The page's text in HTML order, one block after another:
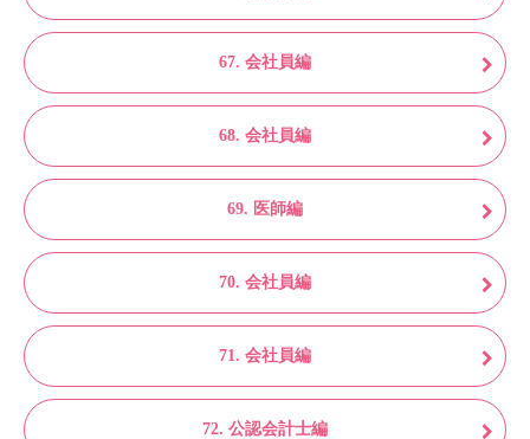
67. 会社員編
68. 会社員編
69. 医師編
70. 会社員編
71. 会社員編
72. 公認会計士編